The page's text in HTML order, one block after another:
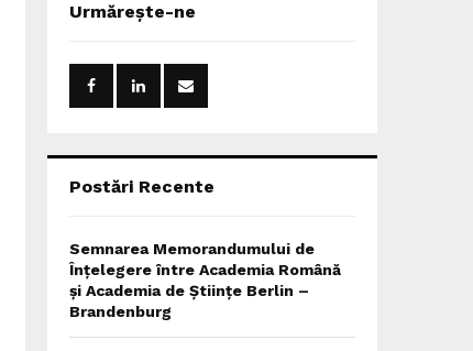
h
o
:
Urmărește-ne
Postări Recente
Semnarea Memorandumului de
Înțelegere între Academia Română
și Academia de Științe Berlin –
Brandenburg